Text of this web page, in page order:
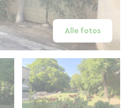
Alle fotos